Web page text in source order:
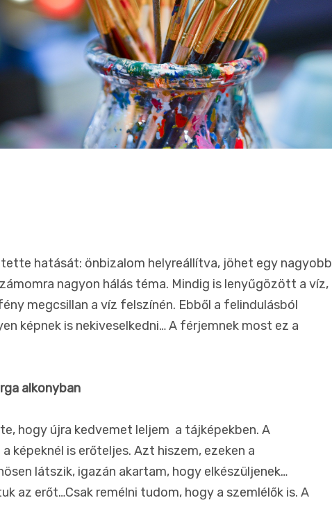
hatását: önbizalom helyreállítva, jöhet egy nagyobb
nagyon hálás téma. Mindig is lenyűgözött a víz,
megcsillan a víz felszínén. Ebből a felindulásból
képnek is nekiveselkedni… A férjemnek most ez a
alkonyban
hogy újra kedvemet leljem a tájképekben. A
képeknél is erőteljes. Azt hiszem, ezeken a
látszik, igazán akartam, hogy elkészüljenek…
az erőt…Csak remélni tudom, hogy a szemlélők is. A